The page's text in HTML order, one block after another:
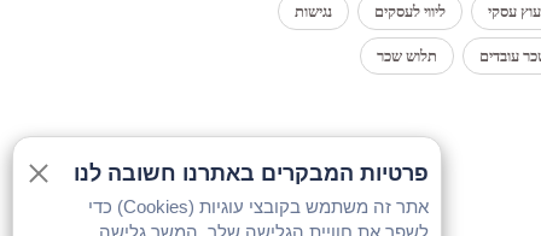
עסקי ליווי לעסקים נגישות
עובדים תלוש שכר
פרטיות המבקרים באתרנו חשובה לנו
אתר זה משתמש בקובצי עוגיות (Cookies) כדי
לשפר את חוויית הגלישה שלך. המשך גלישה